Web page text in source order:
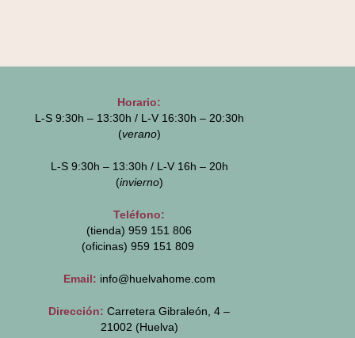
Horario:
L-S 9:30h – 13:30h / L-V 16:30h – 20:30h
(verano)
L-S 9:30h – 13:30h / L-V 16h – 20h
(invierno)
Teléfono:
(tienda) 959 151 806
(oficinas) 959 151 809
Email: info@huelvahome.com
Dirección: Carretera Gibraleón, 4 –
21002 (Huelva)